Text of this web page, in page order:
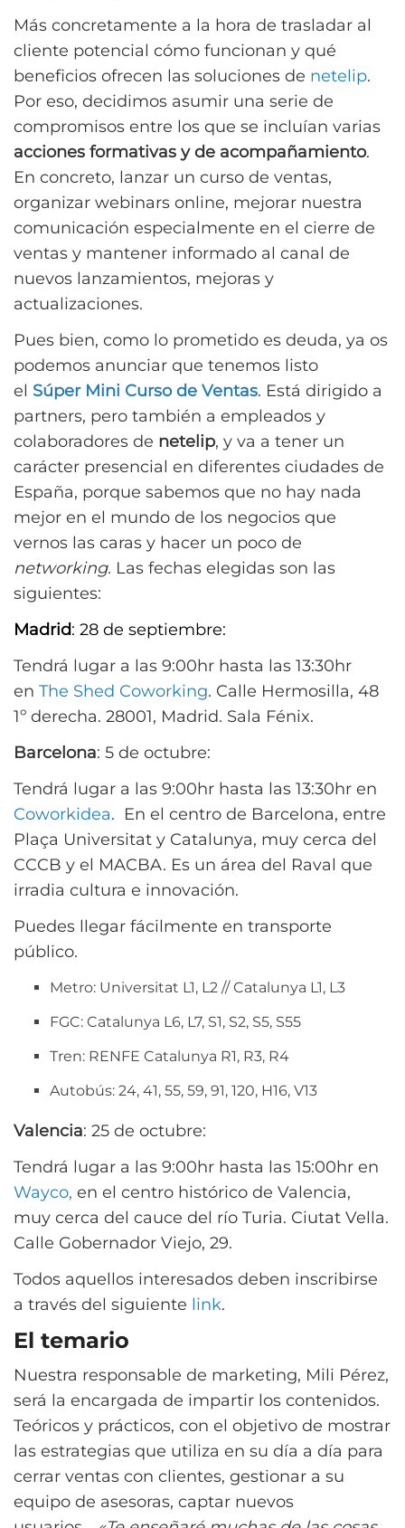
Más concretamente a la hora de trasladar al
cliente potencial cómo funcionan y qué
beneficios ofrecen las soluciones de netelip.
Por eso, decidimos asumir una serie de
compromisos entre los que se incluían varias
acciones formativas y de acompañamiento.
En concreto, lanzar un curso de ventas,
organizar webinars online, mejorar nuestra
comunicación especialmente en el cierre de
ventas y mantener informado al canal de
nuevos lanzamientos, mejoras y
actualizaciones.
Pues bien, como lo prometido es deuda, ya os
podemos anunciar que tenemos listo
el Súper Mini Curso de Ventas. Está dirigido a
partners, pero también a empleados y
colaboradores de netelip, y va a tener un
carácter presencial en diferentes ciudades de
España, porque sabemos que no hay nada
mejor en el mundo de los negocios que
vernos las caras y hacer un poco de
networking. Las fechas elegidas son las
siguientes:
Madrid: 28 de septiembre:
Tendrá lugar a las 9:00hr hasta las 13:30hr
en The Shed Coworking. Calle Hermosilla, 48
1º derecha. 28001, Madrid. Sala Fénix.
Barcelona: 5 de octubre:
Tendrá lugar a las 9:00hr hasta las 13:30hr en
Coworkidea. En el centro de Barcelona, entre
Plaça Universitat y Catalunya, muy cerca del
CCCB y el MACBA. Es un área del Raval que
irradia cultura e innovación.
Puedes llegar fácilmente en transporte
público.
Metro: Universitat L1, L2 // Catalunya L1, L3
FGC: Catalunya L6, L7, S1, S2, S5, S55
Tren: RENFE Catalunya R1, R3, R4
Autobús: 24, 41, 55, 59, 91, 120, H16, V13
Valencia: 25 de octubre:
Tendrá lugar a las 9:00hr hasta las 15:00hr en
Wayco, en el centro histórico de Valencia,
muy cerca del cauce del río Turia. Ciutat Vella.
Calle Gobernador Viejo, 29.
Todos aquellos interesados deben inscribirse
a través del siguiente link.
El temario
Nuestra responsable de marketing, Mili Pérez,
será la encargada de impartir los contenidos.
Teóricos y prácticos, con el objetivo de mostrar
las estrategias que utiliza en su día a día para
cerrar ventas con clientes, gestionar a su
equipo de asesoras, captar nuevos